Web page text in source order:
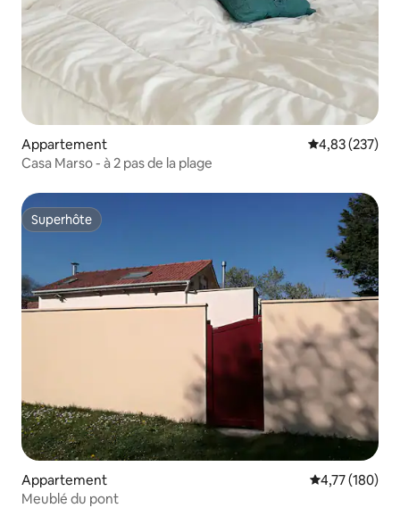
Appartement Évaluation
4,83 (237)
Casa Marso - à 2 pas de la plage
Superhôte
Superhôte
Appartement Évaluation
4,77 (180)
Meublé du pont